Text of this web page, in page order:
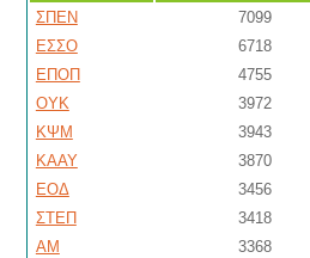
ΣΠΕΝ
7099
ΕΣΣΟ
6718
ΕΠΟΠ
4755
ΟΥΚ
3972
ΚΨΜ
3943
ΚΑΑΥ
3870
ΕΟΔ
3456
ΣΤΕΠ
3418
ΑΜ
3368